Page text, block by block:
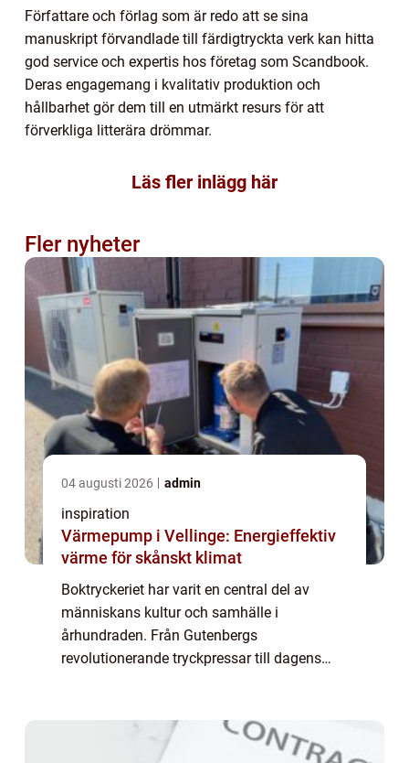
Författare och förlag som är redo att se sina
manuskript förvandlade till färdigtryckta verk kan hitta
god service och expertis hos företag som Scandbook.
Deras engagemang i kvalitativ produktion och
hållbarhet gör dem till en utmärkt resurs för att
förverkliga litterära drömmar.
Läs fler inlägg här
Fler nyheter
04 augusti 2026 admin
inspiration
Värmepump i Vellinge: Energieffektiv
värme för skånskt klimat
Boktryckeriet har varit en central del av
människans kultur och samhälle i
århundraden. Från Gutenbergs
revolutionerande tryckpressar till dagens